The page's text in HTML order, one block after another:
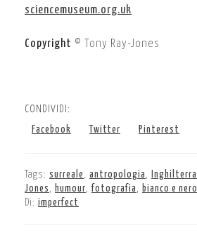
sciencemuseum.org.uk
Copyright © Tony Ray-Jones
CONDIVIDI:
Facebook Twitter Pinterest
Tags: surreale , antropologia , Inghilterra
Jones , humour,fotografia , bianco e nero
Di: imperfect